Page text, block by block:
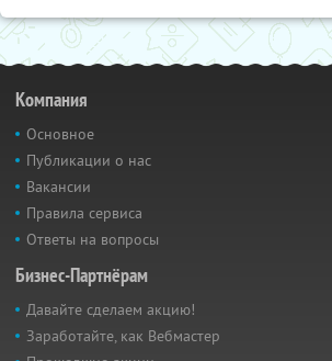
Компания
Основное
Публикации о нас
Вакансии
Правила сервиса
Ответы на вопросы
Бизнес-Партнёрам
Давайте сделаем акцию!
Заработайте, как Вебмастер